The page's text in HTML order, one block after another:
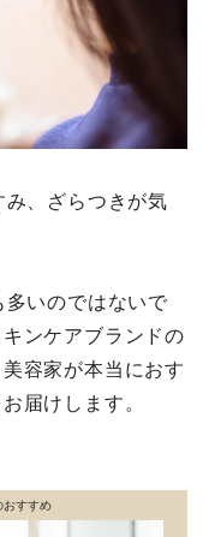
、ざらつきが気
いのではないで
ンケアブランドの
容家が本当におす
届けします。
おすすめ